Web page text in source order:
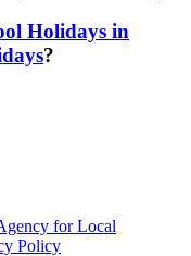
Holidays in
?
for Local
Policy